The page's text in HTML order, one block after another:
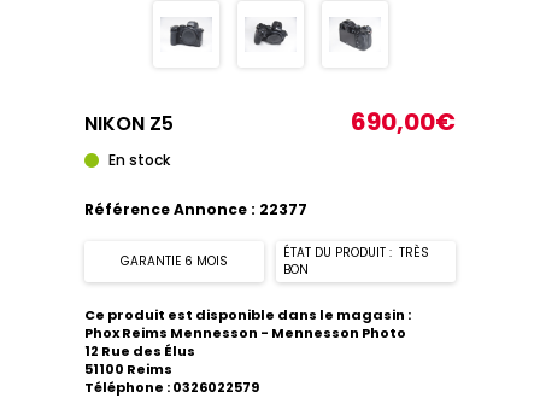
NIKON Z5 690,00€
En stock
Référence Annonce : 22377
GARANTIE 6 MOIS
ÉTAT DU PRODUIT : TRÈS
BON
Ce produit est disponible dans le magasin :
Phox Reims Mennesson - Mennesson Photo
12 Rue des Élus
51100 Reims
Téléphone : 0326022579